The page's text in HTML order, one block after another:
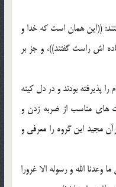
((این همان است که خدا و
اش راست گفتند))، و جز بر
پذیرفته بودند و در دل کینه
هاى مناسب از ضربه زدن و
مجید این گروه را معرفى و
وعدنا الله و رسوله الا غرورا